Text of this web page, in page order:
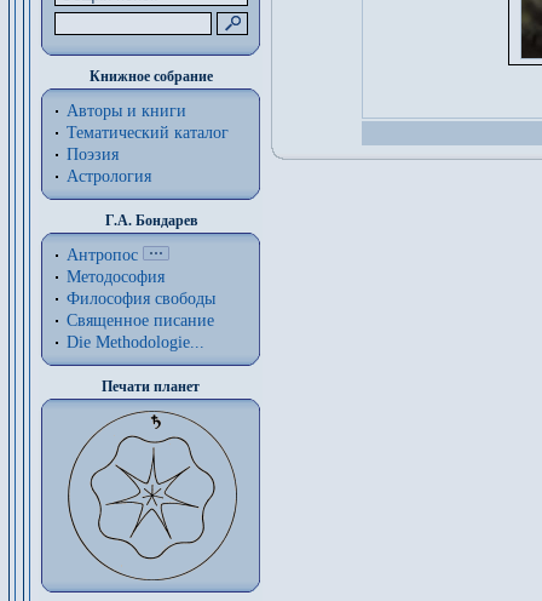
Книжное собрание
Авторы и книги
Тематический каталог
Поэзия
Астрология
Г.А. Бондарев
Антропос
Методософия
Философия cвободы
Священное писание
Die Methodologie...
Печати планет